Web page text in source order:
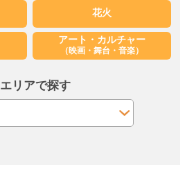
花火
アート・カルチャー
（映画・舞台・音楽）
エリアで探す